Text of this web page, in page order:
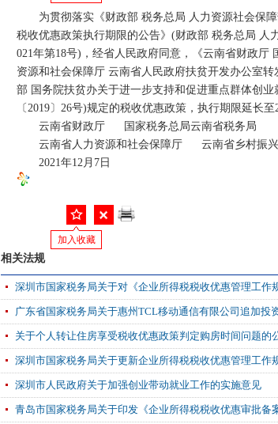
为贯彻落实《财政部 税务总局 人力资源社会保障
税收优惠政策执行期限的公告》(财政部 税务总局 人
021年第18号)，经省人民政府同意，《云南省财政厅
资源和社会保障厅 云南省人民政府扶贫开发办公室
部 国务院扶贫办关于进一步支持和促进重点群体创
〔2019〕26号)规定的税收优惠政策，执行期限延长至
云南省财政厅 国家税务总局云南省税务局
云南省人力资源和社会保障厅 云南省乡村振
2021年12月7日
加入收藏
相关法规
深圳市国家税务局关于对《企业所得税税收优惠管理工作
广东省国家税务局关于惠州TCL移动通信有限公司追加投
关于个人转让住房享受税收优惠政策判定购房时间问题的
深圳市国家税务局关于更新企业所得税税收优惠管理工作
深圳市人民政府关于加强创业带动就业工作的实施意见
青岛市国家税务局关于印发《企业所得税税收优惠审批备